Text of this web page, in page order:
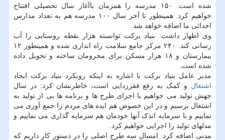
شده است. ۱۵۰ مدرسه را همزمان باآغاز سال تحصیلی افتتاح
خواهیم کرد. همینطور تا آخر سال ۱۰۰ مدرسه هم به تعداد مدارس
احداثی ما اضافه خواهد شد.
وی اظهار داشت: بنیاد برکت توانسته هزار نقطه روستایی را آب
رسانی کند. ۲۴۰ مرکز جامع سلامت راه اندازی شده و همینطور ۱۲
بیمارستان و ۱۸ هزار مسکن برای محرومان ساخته و تحویل داده
شده است.
مدیر عامل بنیاد برکت با اشاره به اینکه رویکرد بنیاد برکت ایجاد
اشتغال و کمک به رفع فقرزدایی است، خاطرنشان کرد: در سال
جهش تولید می خواهیم با اجرای طرح ها و برنامه ها یی از تولید به
اشتغال برسیم و در این خصوص هم ایده های مردم را جمع آوری می
نماییم و با سرمایه اندک آنها خودمان هم سرمایه گذاری می نماییم و
مدلهای تولید را اجرایی خواهیم کرد.
مدنی اضافه کرد: امسال سه طرح اصلی را در دستور کار داریم که